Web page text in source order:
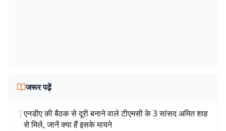
जरूर पढ़ें
1एनडीए की बैठक से दूरी बनाने वाले टीएमसी के 3 सांसद अमित शाह
से मिले, जानें क्या हैं इसके मायने